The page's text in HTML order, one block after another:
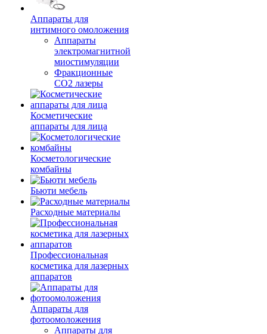
Аппараты для
интимного омоложения
Аппараты
электромагнитной
миостимуляции
Фракционные
CO2 лазеры
Косметические
аппараты для лица
Косметологические
комбайны
Бьюти мебель
Расходные материалы
Профессиональная
косметика для лазерных
аппаратов
Аппараты для
фотоомоложения
Аппараты для